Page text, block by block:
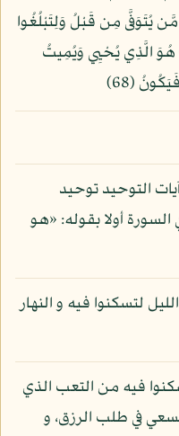
يُتَوَفَّى مِن قَبْلُ وَلِتَبْلُغُوا
مُّسَمًّى وَلَعَلَّكُمْ تَعْقِلُونَ (67) هُوَ الَّذِي يُحْيِي وَيُمِيتُ
(68)
التوحيد توحيد
السورة أولا بقوله: «هو
لتسكنوا فيه و النهار
فيه من التعب الذي
في طلب الرزق، و